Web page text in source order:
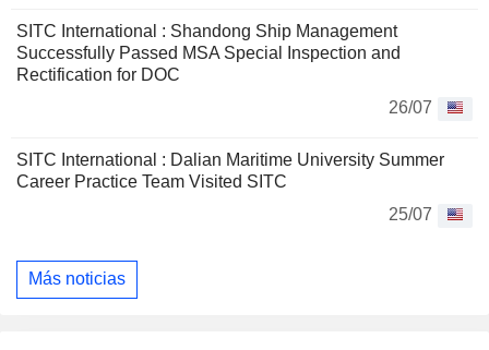
SITC International : Shandong Ship Management
Successfully Passed MSA Special Inspection and
Rectification for DOC
26/07
SITC International : Dalian Maritime University Summer
Career Practice Team Visited SITC
25/07
Más noticias